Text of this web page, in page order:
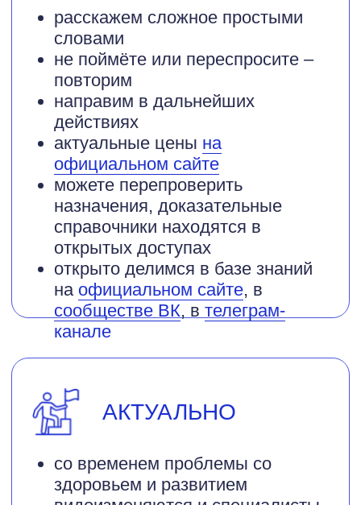
Номер телефона
Выберите специалиста, к которому
хотите записаться
Нажимая на кнопку "Записаться на
прием", вы соглашаетесь сПолитикой
конфиденциальности
ЗАПИСАТЬСЯ НА ПРИЕМ
Контакты клиники
медицины